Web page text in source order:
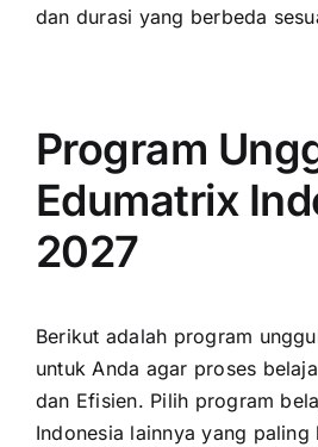
dan durasi yang berbeda
Program
Edumatrix
2027
Berikut adalah program
untuk Anda agar proses
dan Efisien. Pilih program
Indonesia lainnya yang paling